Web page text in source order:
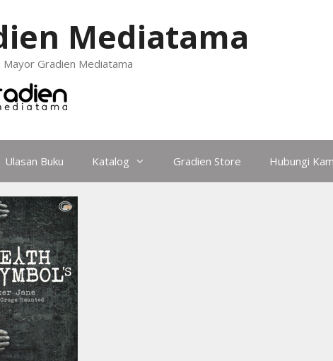
Mediatama
Mayor Gradien Mediatama
Ulasan Buku Katalog Gradien Store Hubungi